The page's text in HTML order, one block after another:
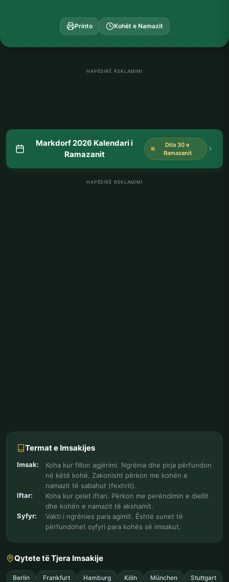
Printo Kohët e Namazit
HAPËSIRË REKLAMIMI
Markdorf 2026 Kalendari i
Ramazanit
Dita 30 e
Ramazanit
HAPËSIRË REKLAMIMI
Termat e Imsakijes
Imsak:
Koha kur fillon agjërimi. Ngrënia dhe pirja përfundon
në këtë kohë. Zakonisht përkon me kohën e
namazit të sabahut (fexhrit).
Iftar:
Koha kur çelet iftari. Përkon me perëndimin e diellit
dhe kohën e namazit të akshamit.
Syfyr:
Vakti i ngrënies para agimit. Është sunet të
përfundohet syfyri para kohës së imsakut.
Qytete të Tjera Imsakije
Berlin Frankfurt Hamburg Köln München Stuttgart